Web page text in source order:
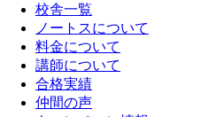
校舎一覧
ノートスについて
料金について
講師について
合格実績
仲間の声